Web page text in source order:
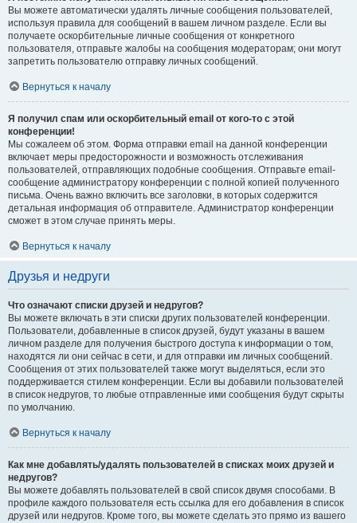
Вы можете автоматически удалять личные сообщения пользователей,
используя правила для сообщений в вашем личном разделе. Если вы
получаете оскорбительные личные сообщения от конкретного
пользователя, отправьте жалобы на сообщения модераторам; они могут
запретить пользователю отправку личных сообщений.
Вернуться к началу
Я получил спам или оскорбительный email от кого-то с этой
конференции!
Мы сожалеем об этом. Форма отправки email на данной конференции
включает меры предосторожности и возможность отслеживания
пользователей, отправляющих подобные сообщения. Отправьте email-
сообщение администратору конференции с полной копией полученного
письма. Очень важно включить все заголовки, в которых содержится
детальная информация об отправителе. Администратор конференции
сможет в этом случае принять меры.
Вернуться к началу
Друзья и недруги
Что означают списки друзей и недругов?
Вы можете включать в эти списки других пользователей конференции.
Пользователи, добавленные в список друзей, будут указаны в вашем
личном разделе для получения быстрого доступа к информации о том,
находятся ли они сейчас в сети, и для отправки им личных сообщений.
Сообщения от этих пользователей также могут выделяться, если это
поддерживается стилем конференции. Если вы добавили пользователей
в список недругов, то любые отправленные ими сообщения будут скрыты
по умолчанию.
Вернуться к началу
Как мне добавлять/удалять пользователей в списках моих друзей и
недругов?
Вы можете добавлять пользователей в свой список двумя способами. В
профиле каждого пользователя есть ссылка для его добавления в список
друзей или недругов. Кроме того, вы можете сделать это прямо из вашего